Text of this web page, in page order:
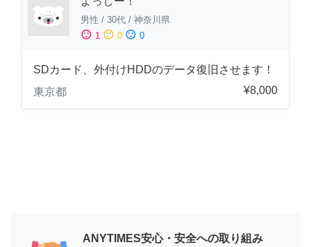
男性 / 30代 / 神奈川県
sentiment_satisfied 1 sentiment_neutral 0 sentiment_dissatisfied 0
SDカード、外付けHDDのデータ復旧させます！
東京都
¥8,000
ANYTIMES安心・安全への取り組み